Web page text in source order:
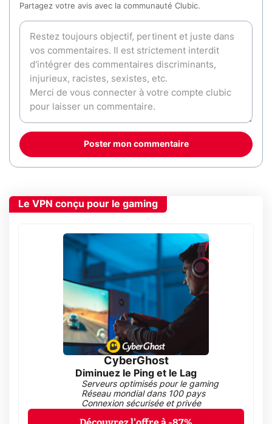
Partagez votre avis avec la communauté Clubic.
Poster mon commentaire
Le VPN conçu pour le gaming
CyberGhost
Diminuez le Ping et le Lag
Serveurs optimisés pour le gaming
Réseau mondial dans 100 pays
Connexion sécurisée et privée